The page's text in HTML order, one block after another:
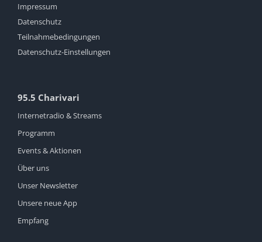
Impressum
Datenschutz
Teilnahmebedingungen
Datenschutz-Einstellungen
95.5 Charivari
Internetradio & Streams
Programm
Events & Aktionen
Über uns
Unser Newsletter
Unsere neue App
Empfang